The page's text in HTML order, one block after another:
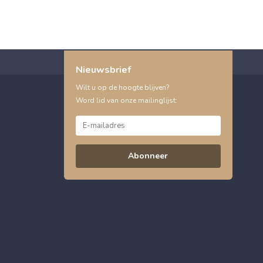
Nieuwsbrief
Wilt u op de hoogte blijven?
Word lid van onze mailinglijst:
Abonneer